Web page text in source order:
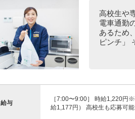
高校生や
電車通勤
あるため
ピンチ」
給与
［7:00〜9:00］ 時給1,220円
給1,177円） 高校生も応募可